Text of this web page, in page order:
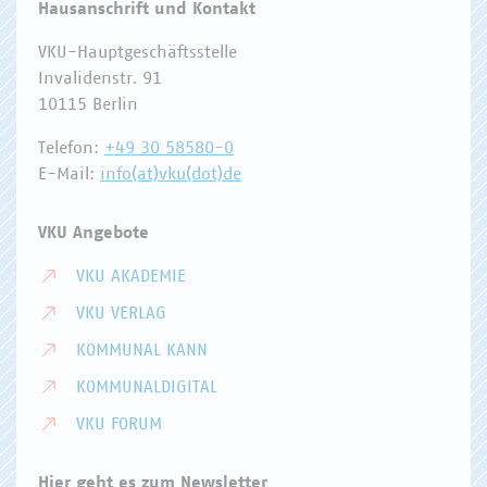
Hausanschrift und Kontakt
VKU-Hauptgeschäftsstelle
Invalidenstr. 91
10115 Berlin
Telefon: +49 30 58580-0
E-Mail: info(at)vku(dot)de
VKU Angebote
VKU AKADEMIE
VKU VERLAG
KOMMUNAL KANN
KOMMUNALDIGITAL
VKU FORUM
Hier geht es zum Newsletter